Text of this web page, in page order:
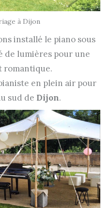
à Dijon
installé le piano sous
de lumières pour une
romantique.
en plein air pour
sud de Dijon.